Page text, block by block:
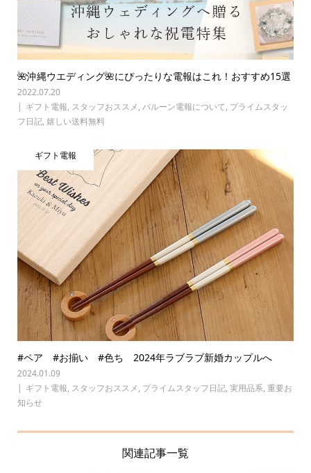
🌺沖縄ウエディング🌺にぴったりな電報はこれ！おすすめ15選
2022.07.20
ギフト電報, スタッフおススメ, バルーン電報について, プライムスタッ
フ日記, 嬉しい送料無料
ギフト電報
#ペア #お揃い #色ち 2024年ラブラブ新婚カップルへ
2024.01.09
ギフト電報, スタッフおススメ, プライムスタッフ日記, 実用品系, 重要お
知らせ
関連記事一覧